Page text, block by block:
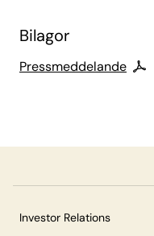
Bilagor
Pressmeddelande
Investor Relations